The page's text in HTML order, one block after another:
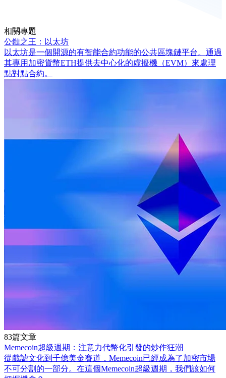
相關專題
公鏈之王：以太坊
以太坊是一個開源的有智能合約功能的公共區塊鏈平台。通過
其專用加密貨幣ETH提供去中心化的虛擬機（EVM）來處理
點對點合約。
83篇文章
Memecoin超級週期：注意力代幣化引發的炒作狂潮
從戲謔文化到千億美金賽道，Memecoin已經成為了加密市場
不可分割的一部分。在這個Memecoin超級週期，我們該如何